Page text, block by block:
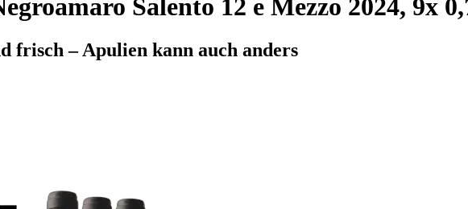
Salento 12 e Mezzo 2024, 9x
frisch – Apulien kann auch anders